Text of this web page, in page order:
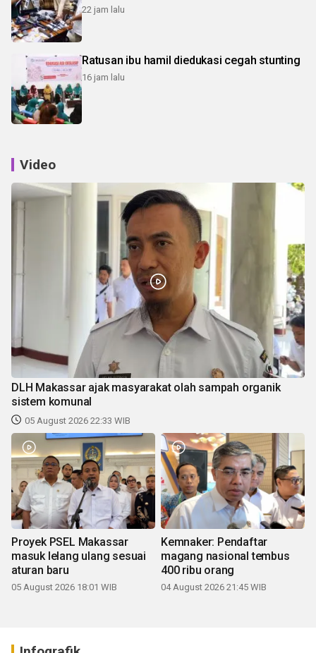
22 jam lalu
Ratusan ibu hamil diedukasi cegah stunting
16 jam lalu
Video
DLH Makassar ajak masyarakat olah sampah organik
sistem komunal
05 August 2026 22:33 WIB
Proyek PSEL Makassar
masuk lelang ulang sesuai
aturan baru
05 August 2026 18:01 WIB
Kemnaker: Pendaftar
magang nasional tembus
400 ribu orang
04 August 2026 21:45 WIB